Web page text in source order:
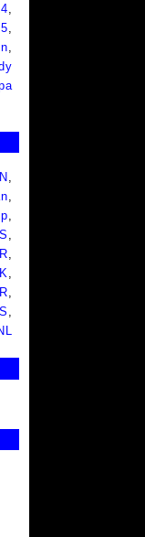
,
,
,
,
,
,
,
,